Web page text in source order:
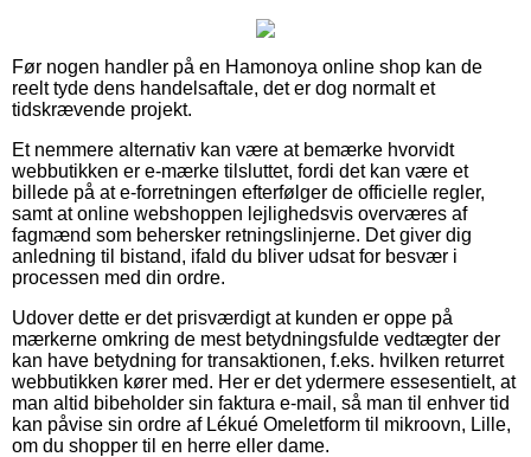
Før nogen handler på en Hamonoya online shop kan de
reelt tyde dens handelsaftale, det er dog normalt et
tidskrævende projekt.
Et nemmere alternativ kan være at bemærke hvorvidt
webbutikken er e-mærke tilsluttet, fordi det kan være et
billede på at e-forretningen efterfølger de officielle regler,
samt at online webshoppen lejlighedsvis overværes af
fagmænd som behersker retningslinjerne. Det giver dig
anledning til bistand, ifald du bliver udsat for besvær i
processen med din ordre.
Udover dette er det prisværdigt at kunden er oppe på
mærkerne omkring de mest betydningsfulde vedtægter der
kan have betydning for transaktionen, f.eks. hvilken returret
webbutikken kører med. Her er det ydermere essesentielt, at
man altid bibeholder sin faktura e-mail, så man til enhver tid
kan påvise sin ordre af Lékué Omeletform til mikroovn, Lille,
om du shopper til en herre eller dame.